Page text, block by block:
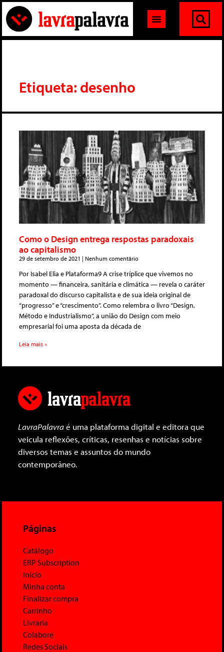
Etiqueta: desenho
Como o Design entrega respostas paradoxais
ao capitalismo
29 de setembro de 2021 Nenhum comentário
Por Isabel Elia e Plataforma9 A crise tríplice que vivemos no
momento — financeira, sanitária e climática — revela o caráter
paradoxal do discurso capitalista e de sua ideia original de
“progresso” e “crescimento”. Como relembra o livro “Design,
Método e Industrialismo”, a união do Design com meio
empresarial foi uma aposta da década de
Leia mais »
LavraPalavraé uma plataforma digital e editora que
veicula reflexões, críticas, resenhas e notícias sobre
diversos temas e assuntos do mundo
contemporâneo.
Páginas
Catálogo
ERP Subscription
Início
Minha conta
Finalizar compra
Carrinho
Livraria
Colabore
Redes Sociais